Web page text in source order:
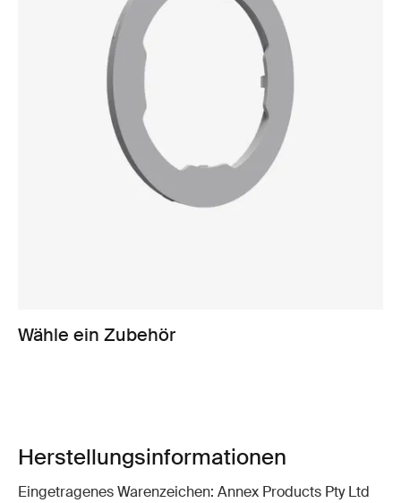
Wähle ein Zubehör
Herstellungsinformationen
Eingetragenes Warenzeichen: Annex Products Pty Ltd